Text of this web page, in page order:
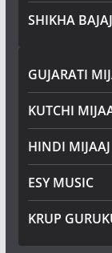
SHIKHA BAJAJ
GUJARATI
KUTCHI
HINDI MIJAAJ
ESY MUSIC
KRUP